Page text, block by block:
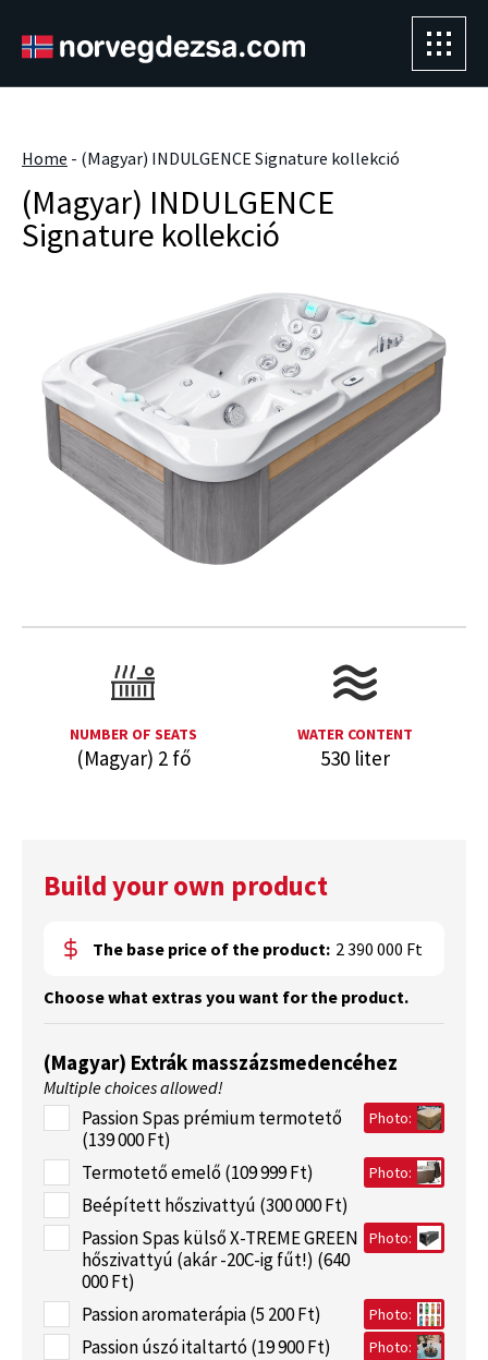
Home - (Magyar) INDULGENCE Signature kollekció
(Magyar) INDULGENCE
Signature kollekció
Build your own product
The base price of the product: 2 390 000 Ft
Choose what extras you want for the product.
(Magyar) Extrák masszázsmedencéhez
Multiple choices allowed!
Passion Spas prémium termotető
(139 000 Ft)
Photo:
Termotető emelő (109 999 Ft) Photo:
Beépített hőszivattyú (300 000 Ft)
Passion Spas külső X-TREME GREEN
hőszivattyú (akár -20C-ig fűt!) (640
000 Ft)
Photo:
Passion aromaterápia (5 200 Ft) Photo:
Passion úszó italtartó (19 900 Ft) Photo:
NUMBER OF SEATS
(Magyar) 2 fő
WATER CONTENT
530 liter